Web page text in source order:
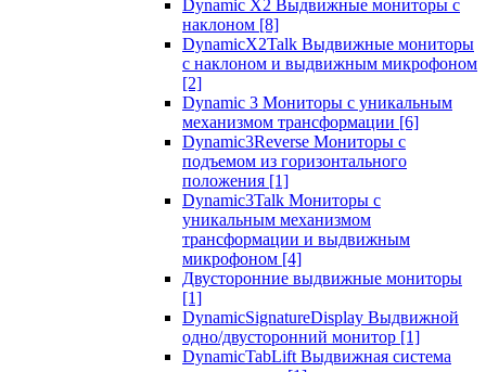
Dynamic X2 Выдвижные мониторы с
наклоном [8]
DynamicX2Talk Выдвижные мониторы
с наклоном и выдвижным микрофоном
[2]
Dynamic 3 Мониторы с уникальным
механизмом трансформации [6]
Dynamic3Reverse Мониторы с
подъемом из горизонтального
положения [1]
Dynamic3Talk Мониторы с
уникальным механизмом
трансформации и выдвижным
микрофоном [4]
Двусторонние выдвижные мониторы
[1]
DynamicSignatureDisplay Выдвижной
одно/двусторонний монитор [1]
DynamicTabLift Выдвижная система